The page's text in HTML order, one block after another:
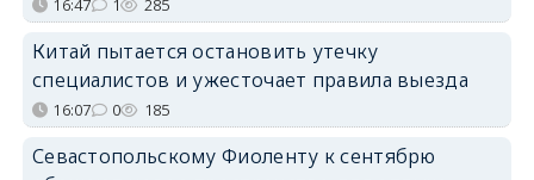
16:47 1 285
Китай пытается остановить утечку
специалистов и ужесточает правила выезда
16:07 0 185
Севастопольскому Фиоленту к сентябрю